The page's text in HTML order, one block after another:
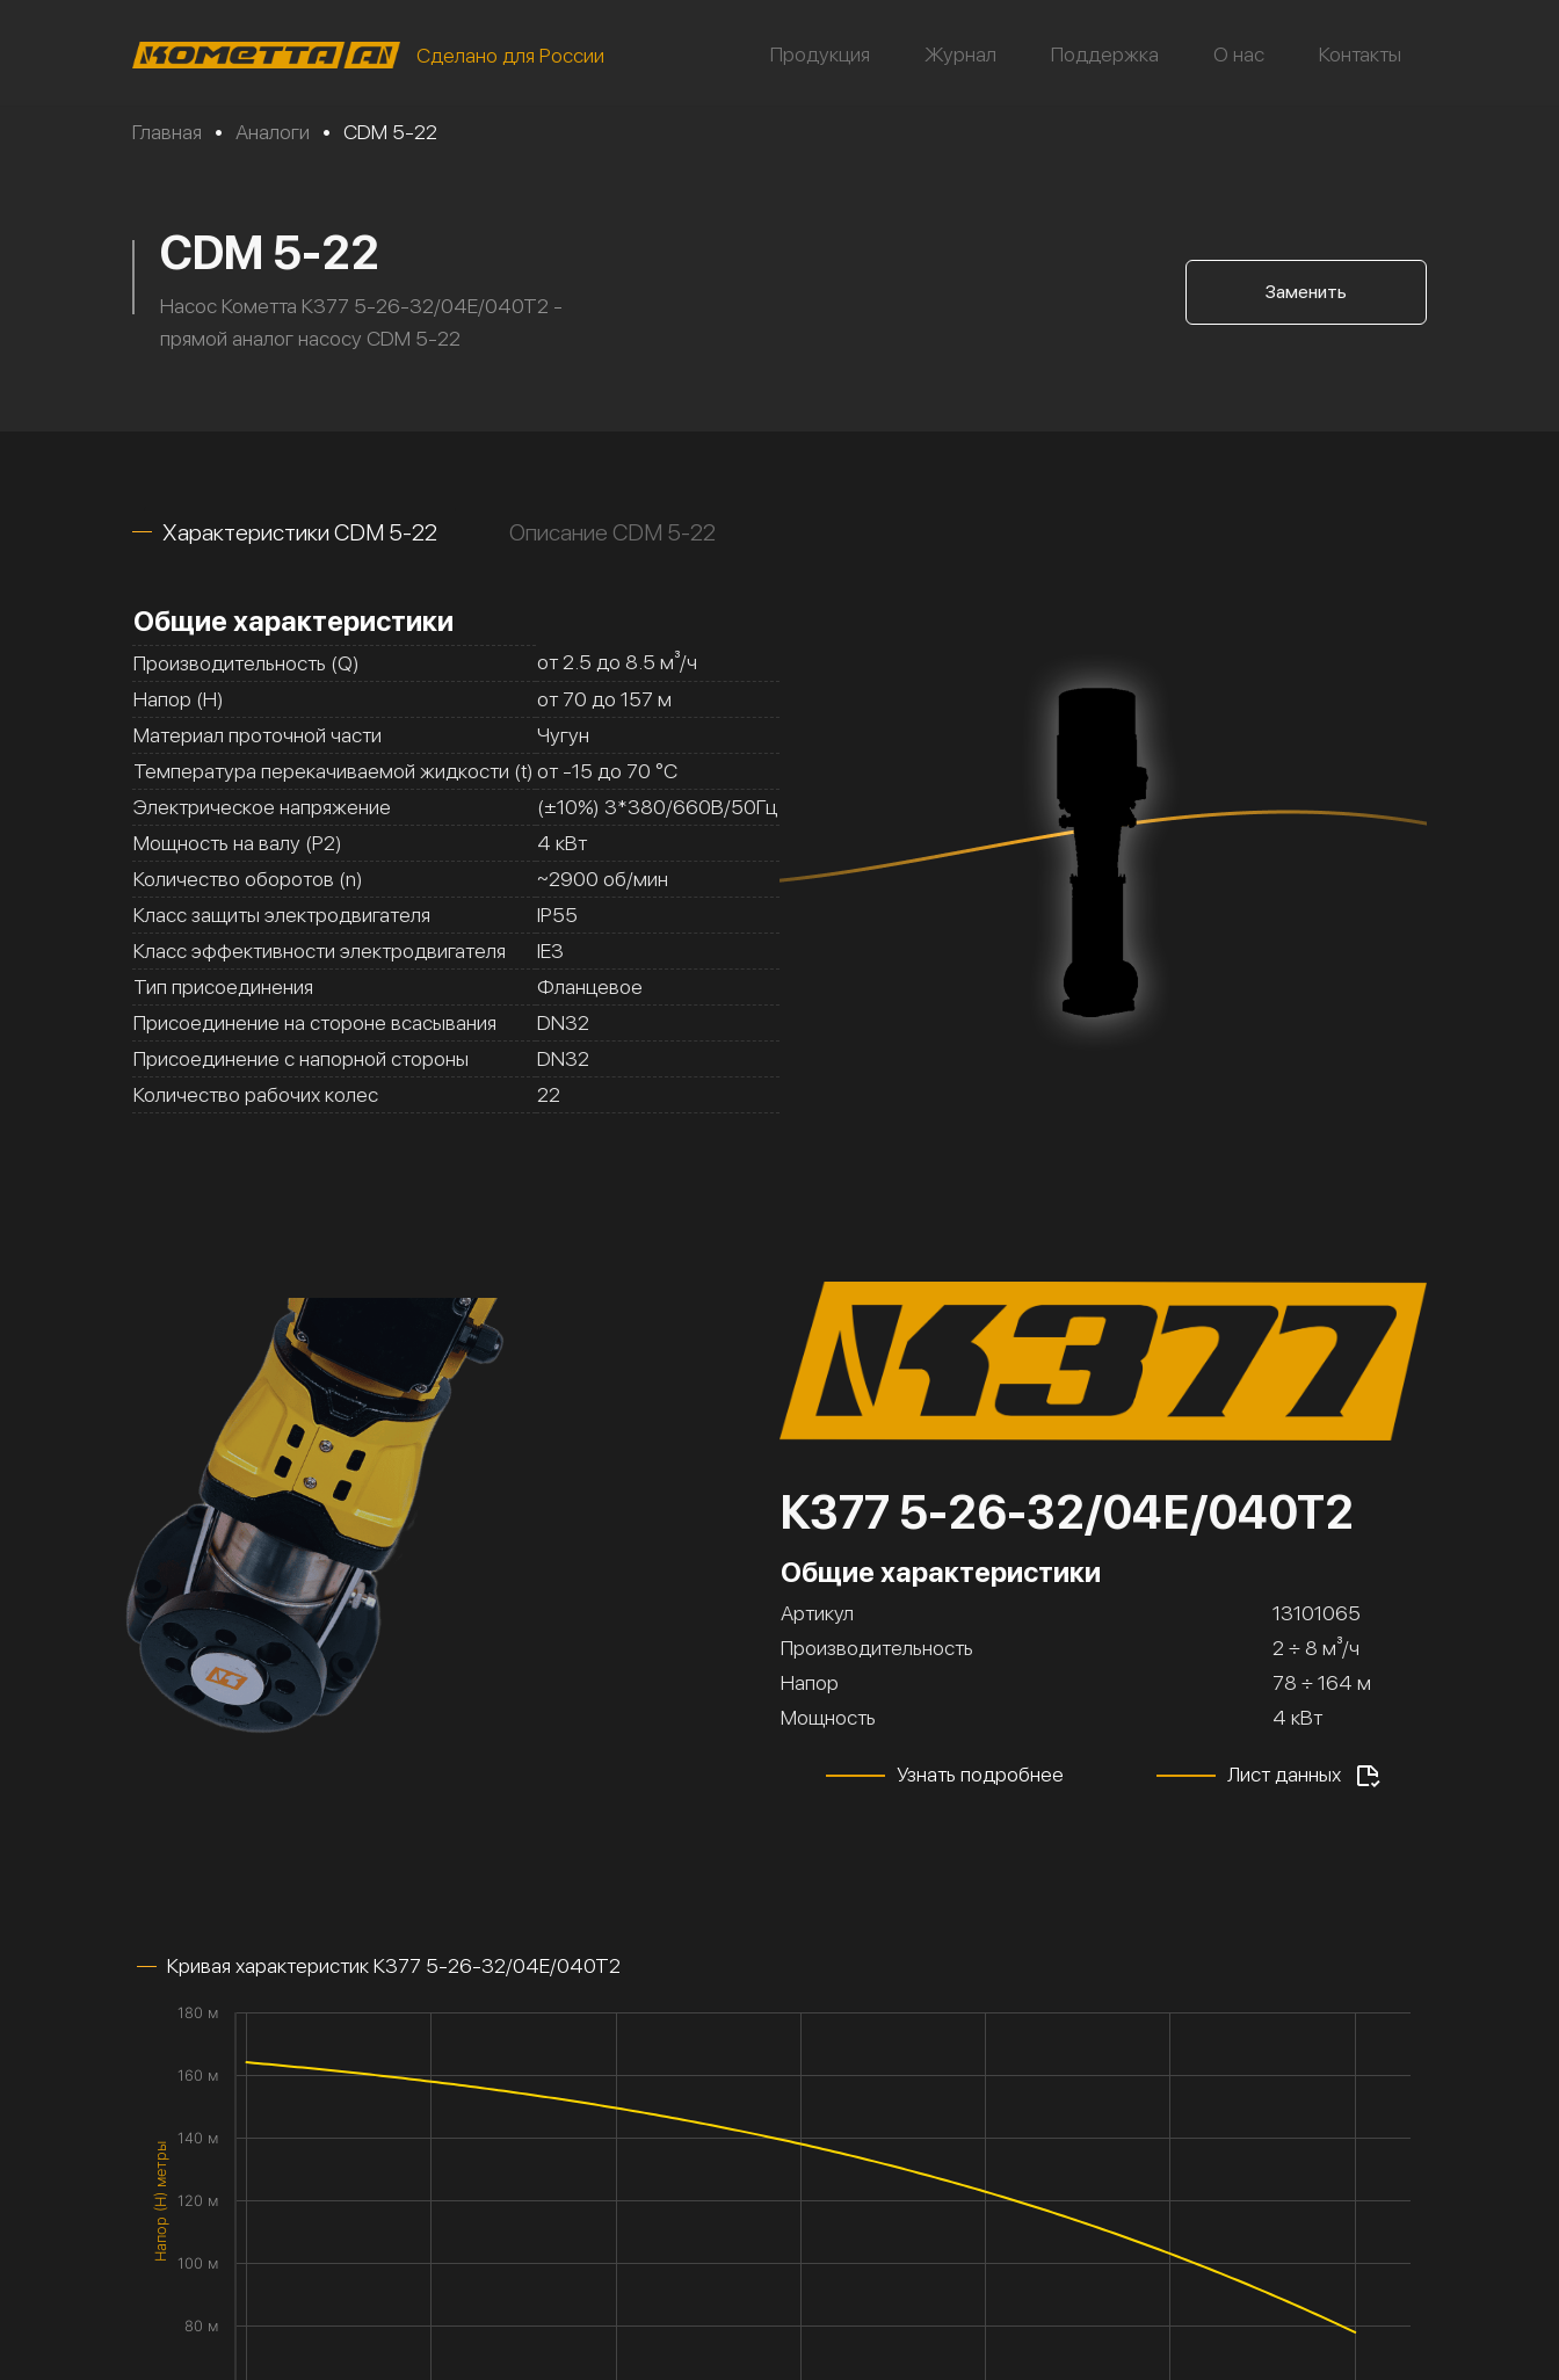
Сделано для России Продукция Журнал Поддержка О нас Контакты
Главная • Аналоги • CDM 5-22
CDM 5-22
Насос Кометта К377 5-26-32/04Е/040Т2 -
прямой аналог насосу CDM 5-22
Заменить
Характеристики CDM 5-22 Описание CDM 5-22
Общие характеристики
Производительность (Q)
от 2.5 до 8.5 м³/ч
Напор (H)
от 70 до 157 м
Материал проточной части
Чугун
Температура перекачиваемой жидкости (t) от -15 до 70 °C
Электрическое напряжение
(±10%) 3*380/660В/50Гц
Мощность на валу (Р2)
4 кВт
Количество оборотов (n)
~2900 об/мин
Класс защиты электродвигателя
IP55
Класс эффективности электродвигателя
IE3
Тип присоединения
Фланцевое
Присоединение на стороне всасывания
DN32
Присоединение с напорной стороны
DN32
Количество рабочих колес
22
К377 5-26-32/04Е/040Т2
Общие характеристики
Артикул
13101065
Производительность
2 ÷ 8 м³/ч
Напор
78 ÷ 164 м
Мощность
4 кВт
Узнать подробнее Лист данных
Кривая характеристик К377 5-26-32/04Е/040Т2
Напор (H) метры
80 м
100 м
120 м
140 м
160 м
180 м